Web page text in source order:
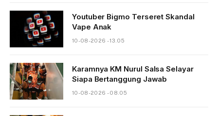
Youtuber Bigmo Terseret Skandal
Vape Anak
10-08-2026 - 13.05
Karamnya KM Nurul Salsa Selayar
Siapa Bertanggung Jawab
10-08-2026 - 08.05